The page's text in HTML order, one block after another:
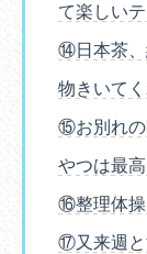
て楽しい
⑭日本茶、
物きいて
⑮お別れの
やつは最高
⑯整理体操
⑰又来週と